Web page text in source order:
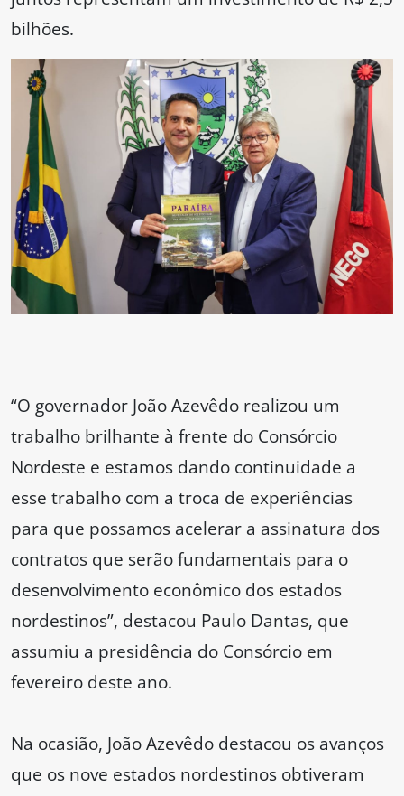
bilhões.
“O governador João Azevêdo realizou um
trabalho brilhante à frente do Consórcio
Nordeste e estamos dando continuidade a
esse trabalho com a troca de experiências
para que possamos acelerar a assinatura dos
contratos que serão fundamentais para o
desenvolvimento econômico dos estados
nordestinos”, destacou Paulo Dantas, que
assumiu a presidência do Consórcio em
fevereiro deste ano.
Na ocasião, João Azevêdo destacou os avanços
que os nove estados nordestinos obtiveram